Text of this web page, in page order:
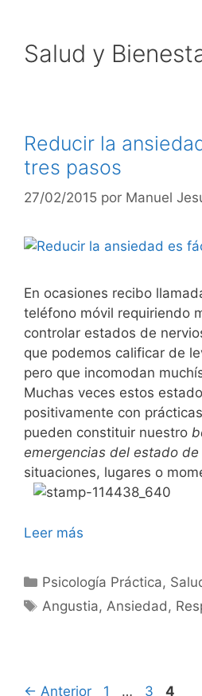
Salud y
Reducir la
tres pasos
27/02/2015 por Manuel
En ocasiones recibo
teléfono móvil requiriendo
controlar estados de
que podemos calificar de
pero que incomodan
Muchas veces estos
positivamente con
pueden constituir nuestro
emergencias del estado de
situaciones, lugares o
Leer más
Categorías
Psicología Práctica,
Etiquetas
Angustia, Ansiedad ,
← Anterior Página
1 … Página
3 Página
4